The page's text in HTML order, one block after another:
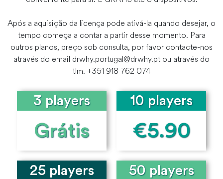
Após a aquisição da licença pode ativá-la quando desejar, o
tempo começa a contar a partir desse momento. Para
outros planos, preço sob consulta, por favor contacte-nos
através do email drwhy.portugal@drwhy.pt ou através do
tlm. +351 918 762 074
3 players
Grátis
10 players
€5.90
25 players 50 players